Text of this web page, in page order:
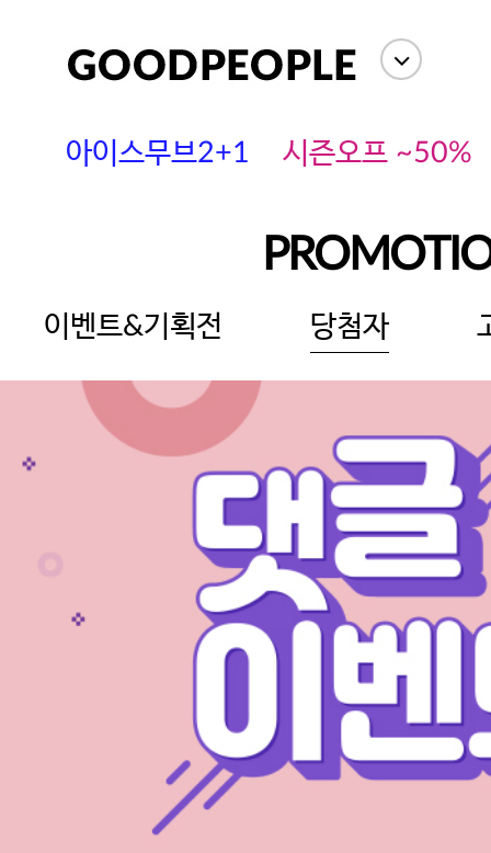
에스까다
아이스무브2+1 시즌오프 ~50%
이벤트&기획전 당첨자